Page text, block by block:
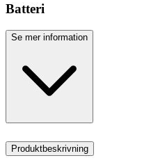
Batteri
Se mer information
Produktbeskrivning